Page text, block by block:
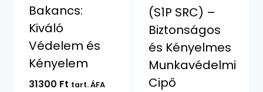
Bakancs:
Kiváló
Védelem és
Kényelem
31300 Ft tart. ÁFA
(S1P SRC) –
Biztonságos
és Kényelmes
Munkavédelmi
Cipő